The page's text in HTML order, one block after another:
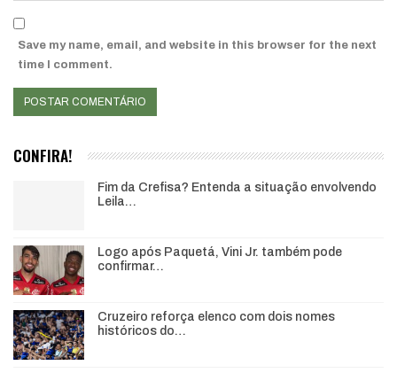
Save my name, email, and website in this browser for the next
time I comment.
CONFIRA!
Fim da Crefisa? Entenda a situação envolvendo
Leila…
Logo após Paquetá, Vini Jr. também pode
confirmar…
Cruzeiro reforça elenco com dois nomes
históricos do…